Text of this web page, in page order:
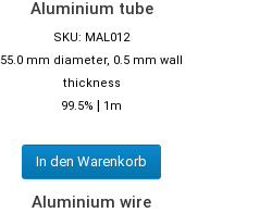
Aluminium tube
SKU: MAL012
55.0 mm diameter, 0.5 mm wall
thickness
99.5% | 1m
In den Warenkorb
Aluminium wire